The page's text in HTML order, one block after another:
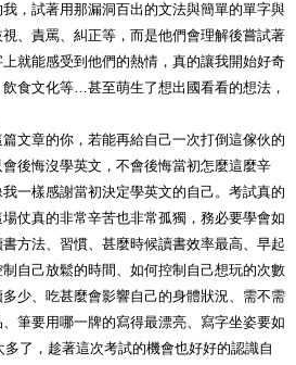
，試著用那漏洞百出的文法與簡單的單字與
、責罵、糾正等，而是他們會理解後嘗試著
就能感受到他們的熱情，真的讓我開始好奇
食文化等…甚至萌生了想出國看看的想法，
文章的你，若能再給自己一次打倒這傢伙的
後悔沒學英文，不會後悔當初怎麼這麼辛
一樣感謝當初決定學英文的自己。考試真的
仗真的非常辛苦也非常孤獨，務必要學會如
方法、習慣、甚麼時候讀書效率最高、早起
自己放鬆的時間、如何控制自己想玩的次數
少、吃甚麼會影響自己的身體狀況、需不需
筆要用哪一牌的寫得最漂亮、寫字坐姿要如
了，趁著這次考試的機會也好好的認識自